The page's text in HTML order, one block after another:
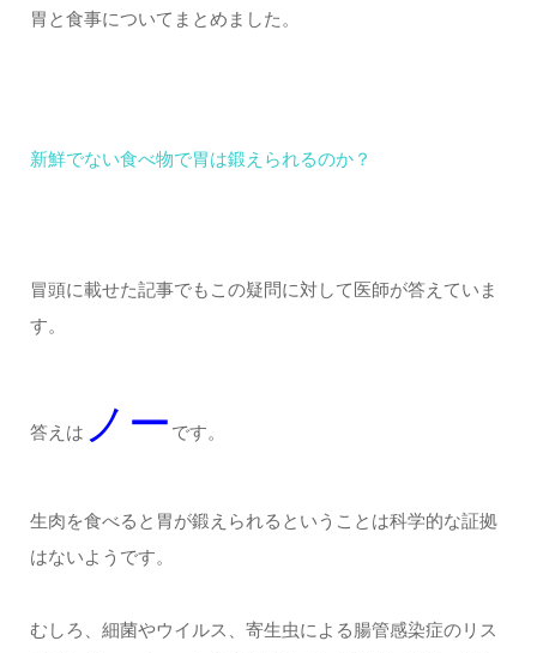
胃と食事についてまとめました。
新鮮でない食べ物で胃は鍛えられるのか？
冒頭に載せた記事でもこの疑問に対して医師が答えていま
す。
答えは ノー です。
生肉を食べると胃が鍛えられるということは科学的な証拠
はないようです。
むしろ、細菌やウイルス、寄生虫による腸管感染症のリス